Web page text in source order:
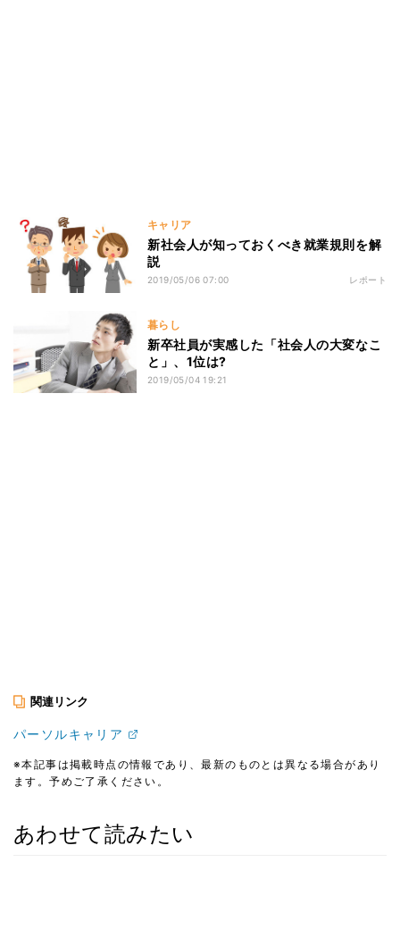
キャリア
新社会人が知っておくべき就業規則を解
説
2019/05/06 07:00 レポート
暮らし
新卒社員が実感した「社会人の大変なこ
と」、1位は?
2019/05/04 19:21
関連リンク
パーソルキャリア
※本記事は掲載時点の情報であり、最新のものとは異なる場合があり
ます。予めご了承ください。
あわせて読みたい